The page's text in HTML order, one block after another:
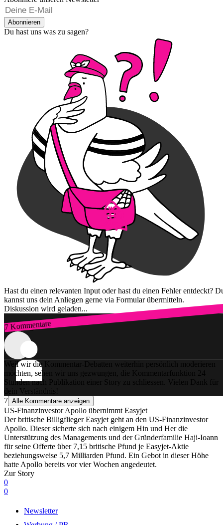
Abonnieren
Du hast uns was zu sagen?
Hast du einen relevanten Input oder hast du einen Fehler entdeckt?
kannst uns dein Anliegen gerne via Formular übermitteln.
Diskussion wird geladen...
7 Kommentare
Zum Login
Weil wir die Kommentar-Debatten weiterhin persönlich moderieren
möchten, sehen wir uns gezwungen, die Kommentarfunktion 24
Stunden nach Publikation einer Story zu schliessen. Vielen Dank für
dein Verständnis!
7 Alle Kommentare anzeigen
US-Finanzinvestor Apollo übernimmt Easyjet
Der britische Billigflieger Easyjet geht an den US-Finanzinvestor
Apollo. Dieser sicherte sich nach einigem Hin und Her die
Unterstützung des Managements und der Gründerfamilie Haji-Ioann
für seine Offerte über 7,15 britische Pfund je Easyjet-Aktie
beziehungsweise 5,7 Milliarden Pfund. Ein Gebot in dieser Höhe
hatte Apollo bereits vor vier Wochen angedeutet.
Zur Story
0
0
Newsletter